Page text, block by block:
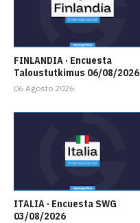
FINLANDIA · Encuesta
Taloustutkimus 06/08/2026
06 Agosto 2026
ITALIA · Encuesta SWG
03/08/2026